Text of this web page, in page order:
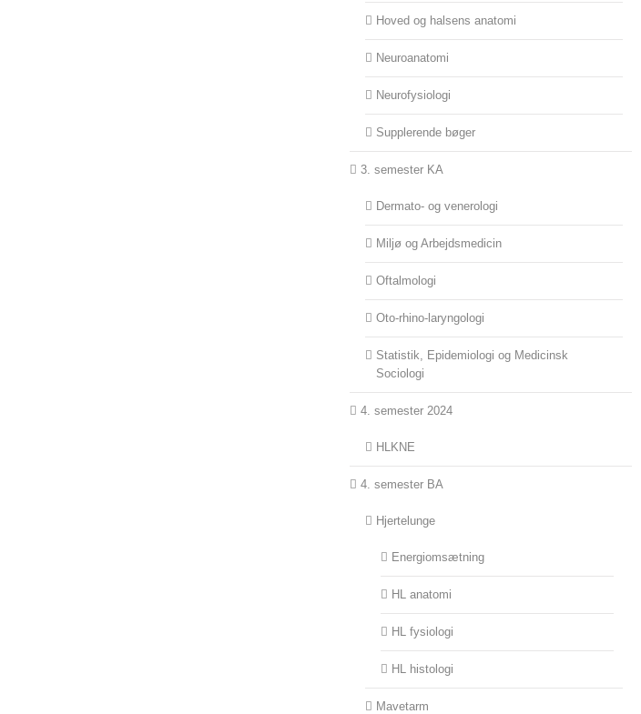
Hoved og halsens anatomi
Neuroanatomi
Neurofysiologi
Supplerende bøger
3. semester KA
Dermato- og venerologi
Miljø og Arbejdsmedicin
Oftalmologi
Oto-rhino-laryngologi
Statistik, Epidemiologi og Medicinsk
Sociologi
4. semester 2024
HLKNE
4. semester BA
Hjertelunge
Energiomsætning
HL anatomi
HL fysiologi
HL histologi
Mavetarm